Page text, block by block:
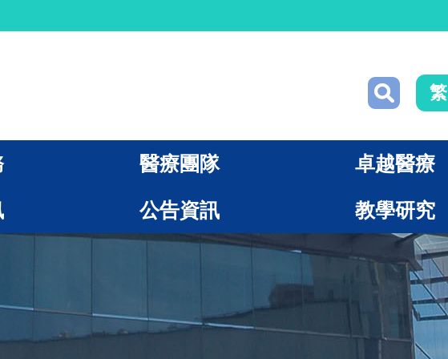
繁
醫療團隊 卓越醫療
公告資訊 教學研究